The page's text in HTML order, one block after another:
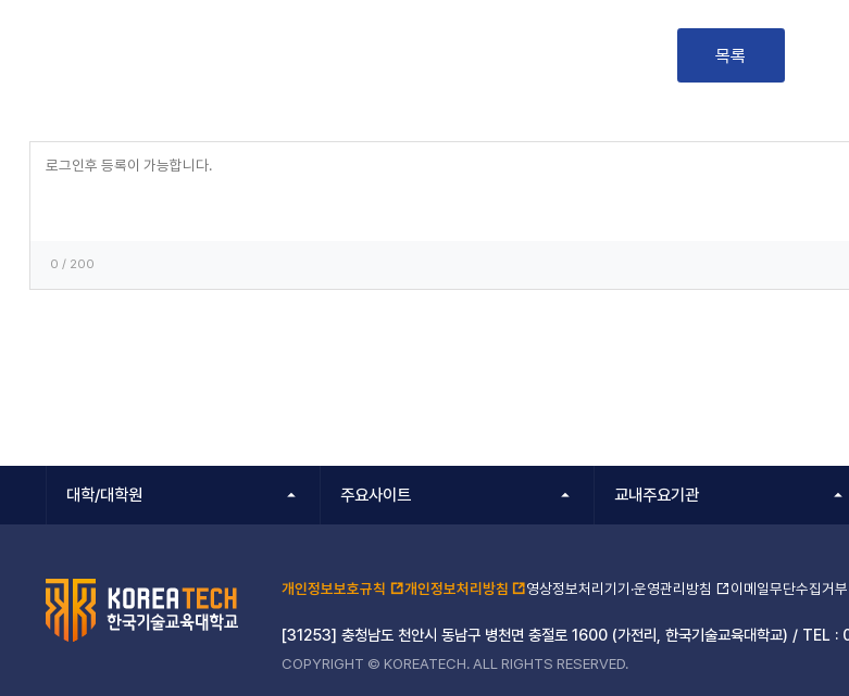
목록
0 / 200
대학/대학원 주요사이트 교내주요기관
개인정보보호규칙 개인정보처리방침 영상정보처리기기·운영관리방침 이메일무단수집거부
[31253] 충청남도 천안시 동남구 병천면 충절로 1600 (가전리, 한국기술교육대학교) / TEL :
COPYRIGHT © KOREATECH. ALL RIGHTS RESERVED.